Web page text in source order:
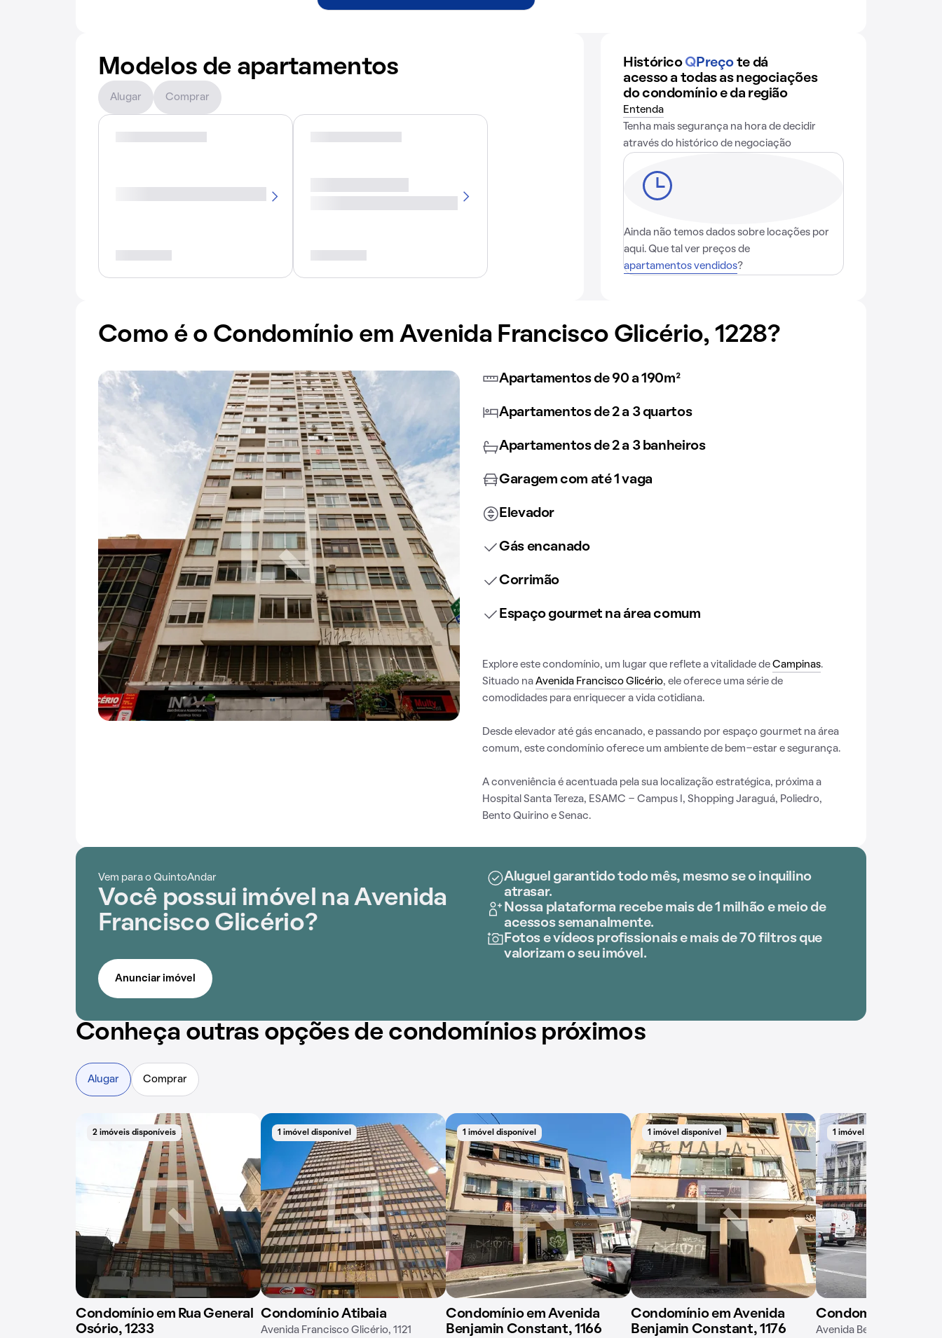
Modelos de apartamentos
Alugar Comprar
Histórico QPreço te dá
acesso a todas as negociações
do condomínio e da região
Entenda
Tenha mais segurança na hora de decidir
através do histórico de negociação
Ainda não temos dados sobre locações por
aqui. Que tal ver preços de
apartamentos vendidos?
Como é o Condomínio em Avenida Francisco Glicério, 1228?
Apartamentos de 90 a 190m²
Apartamentos de 2 a 3 quartos
Apartamentos de 2 a 3 banheiros
Garagem com até 1 vaga
Elevador
Gás encanado
Corrimão
Espaço gourmet na área comum
Explore este condomínio, um lugar que reflete a vitalidade de Campinas.
Situado na Avenida Francisco Glicério, ele oferece uma série de
comodidades para enriquecer a vida cotidiana.
Desde elevador até gás encanado, e passando por espaço gourmet na área
comum, este condomínio oferece um ambiente de bem-estar e segurança.
A conveniência é acentuada pela sua localização estratégica, próxima a
Hospital Santa Tereza, ESAMC - Campus I, Shopping Jaraguá, Poliedro,
Bento Quirino e Senac.
Vem para o QuintoAndar
Você possui imóvel na Avenida
Francisco Glicério?
Aluguel garantido todo mês, mesmo se o inquilino
atrasar.
Nossa plataforma recebe mais de 1 milhão e meio de
acessos semanalmente.
Fotos e vídeos profissionais e mais de 70 filtros que
valorizam o seu imóvel.
Anunciar imóvel
Conheça outras opções de condomínios próximos
Alugar Comprar
2 imóveis disponíveis
Condomínio em Rua General
Osório, 1233
1 imóvel disponível
Condomínio Atibaia
Avenida Francisco Glicério, 1121
1 imóvel disponível
Condomínio em Avenida
Benjamin Constant, 1166
1 imóvel disponível
Condomínio em Avenida
Benjamin Constant, 1176
1 imóvel disponível
Condomínio
Avenida Benjamin